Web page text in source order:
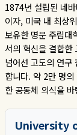
1874년 설립된 네
이자, 미국 내 최상
보유한 명문 주립대
서의 혁신을 결합한
넘어선 고도의 연구
합니다. 약 2만 명
한 공동체 의식을
University